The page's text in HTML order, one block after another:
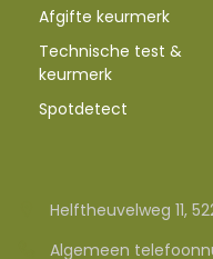
Afgifte keurmerk
Technische test &
keurmerk
Spotdetect
Helftheuvelweg 11,
Algemeen